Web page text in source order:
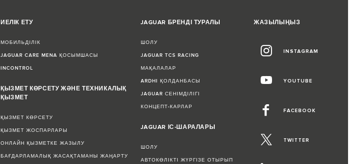
ИЕЛІК ЕТУ
МОБИЛЬДІЛІК
JAGUAR CARE MENA ҚОСЫМШАСЫ
INCONTROL
ҚЫЗМЕТ КӨРСЕТУ ЖӘНЕ ТЕХНИКАЛЫҚ
ҚЫЗМЕТ
ҚЫЗМЕТ КӨРСЕТУ
ҚЫЗМЕТ ЖОСПАРЛАРЫ
ОНЛАЙН ҚЫЗМЕТКЕ ЖАЗЫЛУ
БАҒДАРЛАМАЛЫҚ ЖАСАҚТАМАНЫ ЖАҢАРТУ
JAGUAR БРЕНДІ ТУРАЛЫ
ШОЛУ
JAGUAR TCS RACING
МАҚАЛАЛАР
ARDHI ҚОЛДАНБАСЫ
JAGUAR СЕНІМДІЛІГІ
КОНЦЕПТ-КАРЛАР
JAGUAR ІС-ШАРАЛАРЫ
ШОЛУ
АВТОКӨЛІКТІ ЖҮРГІЗЕ ОТЫРЫП
ЖАЗЫЛЫҢЫЗ
INSTAGRAM
YOUTUBE
FACEBOOK
TWITTER